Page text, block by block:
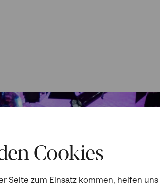
Cookies
Seite zum Einsatz kommen, helfen uns